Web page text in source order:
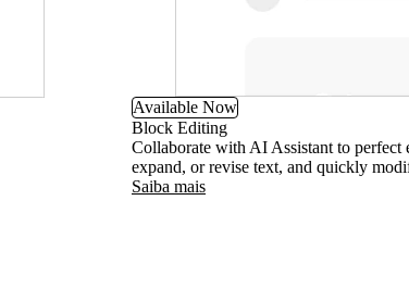
Available Now
Block Editing
Collaborate with AI Assistant to
expand, or revise text, and quickly
Saiba mais